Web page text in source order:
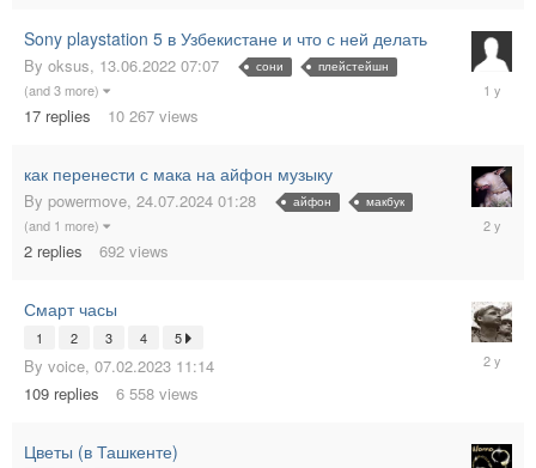
Sony playstation 5 в Узбекистане и что с ней делать
By oksus, 13.06.2022 07:07 сони плейстейшн
(and 3 more)
17 replies 10 267 views
04:45
как перенести с мака на айфон музыку
By powermove, 24.07.2024 01:28 айфон макбук
(and 1 more)
2 replies 692 views
19:13
Смарт часы
1 2 3 4 5
By voice, 07.02.2023 11:14
109 replies 6 558 views
09:12
Цветы (в Ташкенте)